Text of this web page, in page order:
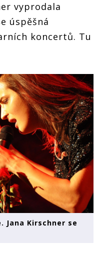
vyprodala
úspěšná
koncertů. Tu
Jana Kirschner se